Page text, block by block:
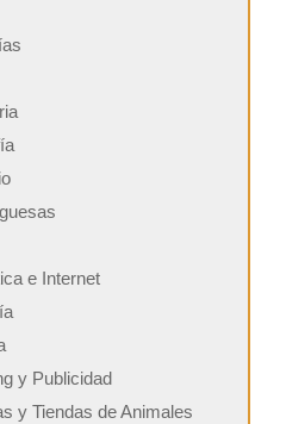
e Internet
y Publicidad
y Tiendas de Animales